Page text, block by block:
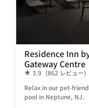
Residence Inn
Gateway Centre
3.9 (862 レビュー)
Relax in our pet-
pool in Neptune, NJ.